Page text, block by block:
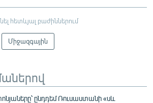
հետևյալ բաժիններում
Միջազգային
ընդդեմ Ռուսաստանի «սև